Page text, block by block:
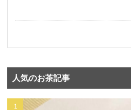
人気のお茶記事